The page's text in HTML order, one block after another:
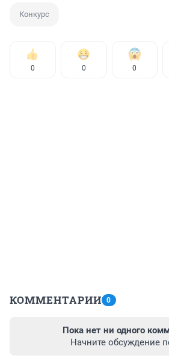
Конкурс
0 0 0
КОММЕНТАРИИ 0
Пока нет ни одного
Начните обсуждение